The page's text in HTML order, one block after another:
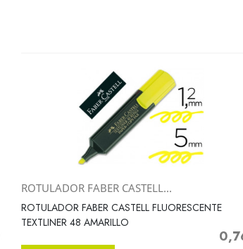
 Vista rápida
ROTULADOR FABER CASTELL...
ROTULADOR FABER CASTELL FLUORESCENTE
TEXTLINER 48 AMARILLO